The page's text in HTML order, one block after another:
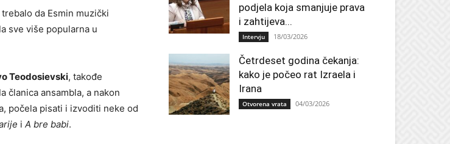
da Esmin muzički
sve više popularna u
Teodosievski, takođe
članica ansambla, a nakon
počela pisati i izvoditi neke od
i A bre babi.
podjela koja smanjuje prava
i zahtijeva...
Intervju 18/03/2026
Četrdeset godina čekanja:
kako je počeo rat Izraela i
Irana
Otvorena vrata 04/03/2026